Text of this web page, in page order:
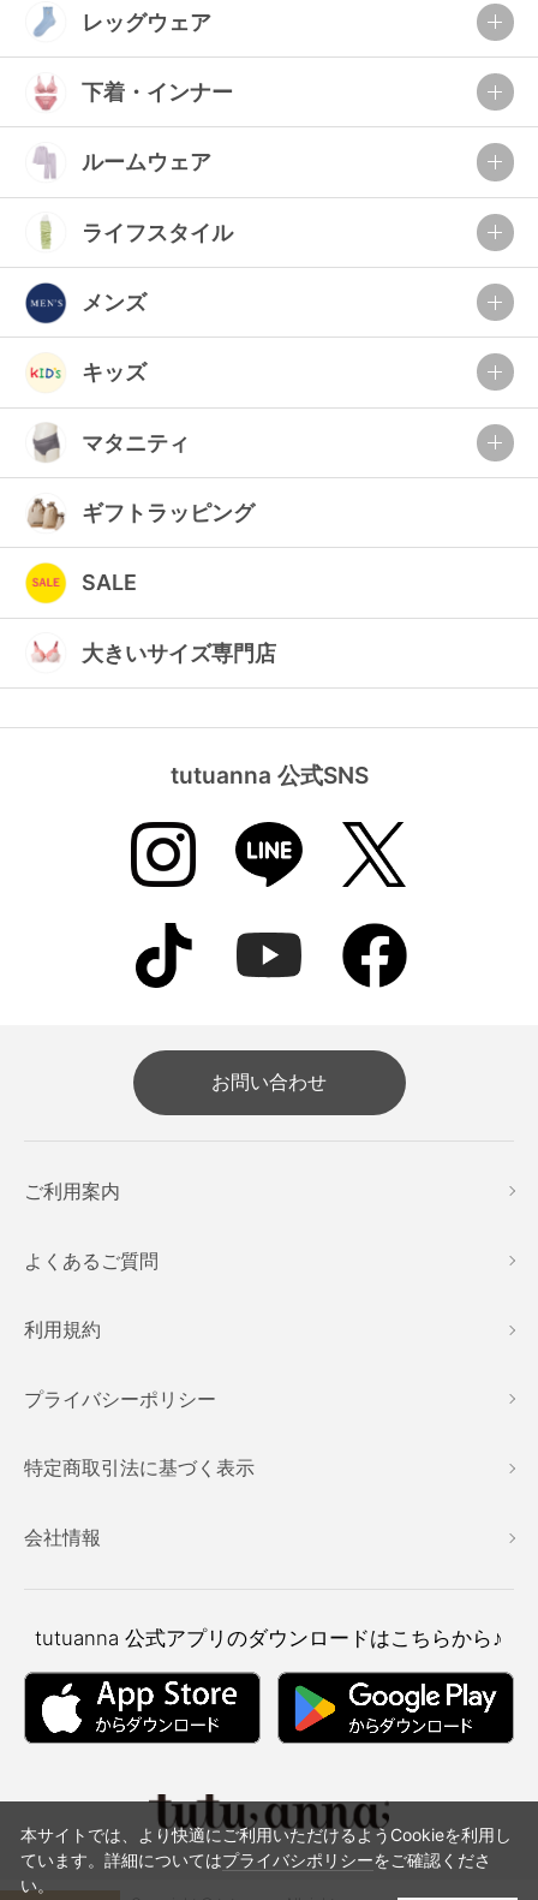
レッグウェア
下着・インナー
ルームウェア
ライフスタイル
メンズ
キッズ
マタニティ
ギフトラッピング
SALE
大きいサイズ専門店
tutuanna 公式SNS
お問い合わせ
ご利用案内
よくあるご質問
利用規約
プライバシーポリシー
特定商取引法に基づく表示
会社情報
tutuanna 公式アプリのダウンロードはこちらから♪
本サイトでは、より快適にご利用いただけるようCookieを利用し
ています。詳細についてはプライバシポリシーをご確認くださ
い。